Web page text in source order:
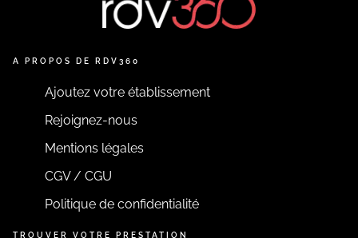
A PROPOS DE RDV360
Ajoutez votre établissement
Rejoignez-nous
Mentions légales
CGV / CGU
Politique de confidentialité
TROUVER VOTRE PRESTATION